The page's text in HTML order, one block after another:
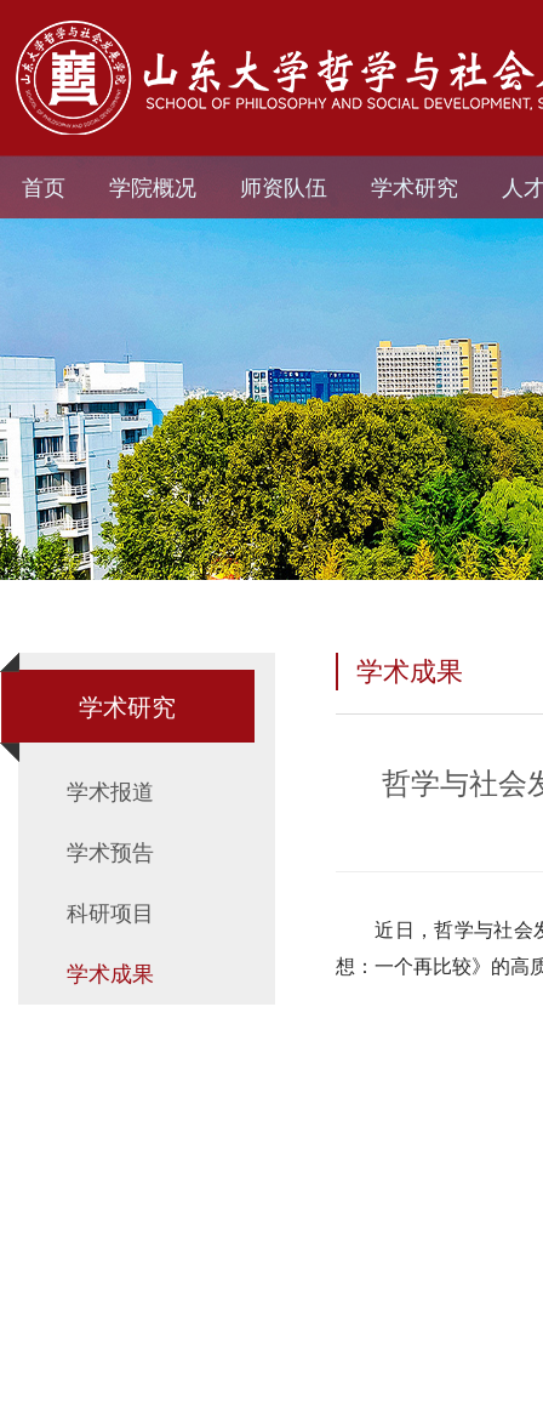
首页 学院概况 师资队伍 学术研究 人
学术研究
学术报道
学术预告
科研项目
学术成果
学术成果
哲学与社会
近日，哲学与社会
想：一个再比较》的高